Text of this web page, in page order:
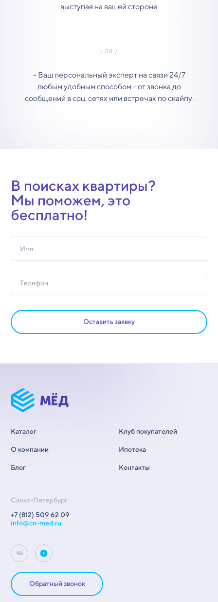
выступая на вашей стороне
- Ваш персональный эксперт на связи 24/7
любым удобным способом - от звонка до
сообщений в соц. сетях или встречах по скайпу.
В поисках квартиры?
Мы поможем, это
бесплатно!
Оставить заявку
Каталог
О компании
Блог
Клуб покупателей
Ипотека
Контакты
Санкт-Петербург
+7 (812) 509 62 09
info@cn-med.ru
Обратный звонок